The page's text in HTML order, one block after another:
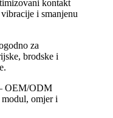
kontakt
i smanjenu
za
brodske i
OEM/ODM
omjer i